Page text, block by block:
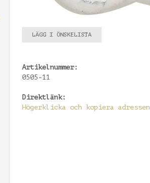
LÄGG I ÖNSKELISTA
Artikelnummer:
0505-11
Direktlänk:
Högerklicka och kopiera adressen